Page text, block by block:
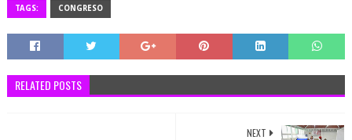
TAGS: CONGRESO
RELATED POSTS
NEXT